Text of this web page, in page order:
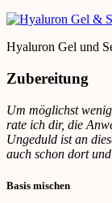
Hyaluron Gel und
Zubereitung
Um möglichst
rate ich dir, die
Ungeduld ist an
auch schon dort
Basis mischen